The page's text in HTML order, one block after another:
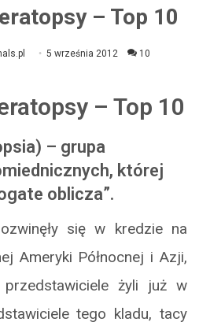
– Top 10
5 września 2012 10
– Top 10
– grupa
której
oblicza”.
się w kredzie na
Ameryki Północnej i Azji,
żyli już w
tego kladu, tacy